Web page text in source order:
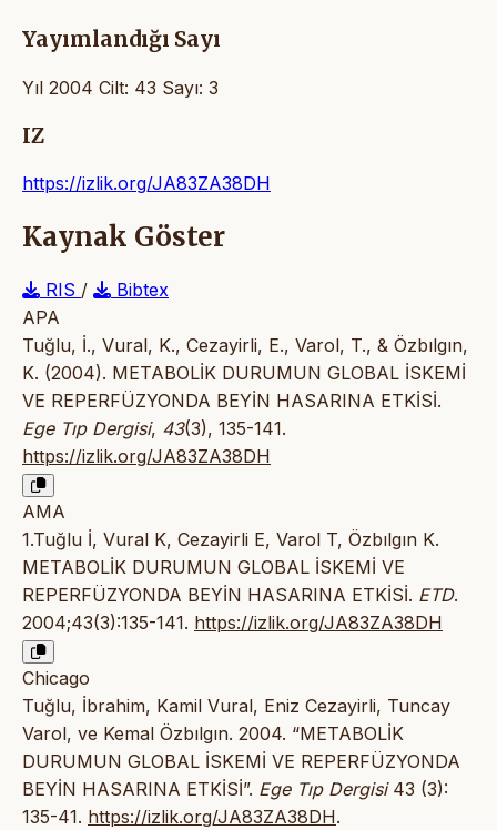
Yayımlandığı Sayı
Yıl 2004 Cilt: 43 Sayı: 3
IZ
https://izlik.org/JA83ZA38DH
Kaynak Göster
RIS /
Bibtex
APA
Tuğlu, İ., Vural, K., Cezayirli, E., Varol, T., & Özbılgın,
K. (2004). METABOLİK DURUMUN GLOBAL İSKEMİ
VE REPERFÜZYONDA BEYİN HASARINA ETKİSİ.
Ege Tıp Dergisi, 43(3), 135-141.
https://izlik.org/JA83ZA38DH
AMA
1.Tuğlu İ, Vural K, Cezayirli E, Varol T, Özbılgın K.
METABOLİK DURUMUN GLOBAL İSKEMİ VE
REPERFÜZYONDA BEYİN HASARINA ETKİSİ. ETD.
2004;43(3):135-141. https://izlik.org/JA83ZA38DH
Chicago
Tuğlu, İbrahim, Kamil Vural, Eniz Cezayirli, Tuncay
Varol, ve Kemal Özbılgın. 2004. “METABOLİK
DURUMUN GLOBAL İSKEMİ VE REPERFÜZYONDA
BEYİN HASARINA ETKİSİ”. Ege Tıp Dergisi43 (3):
135-41. https://izlik.org/JA83ZA38DH.